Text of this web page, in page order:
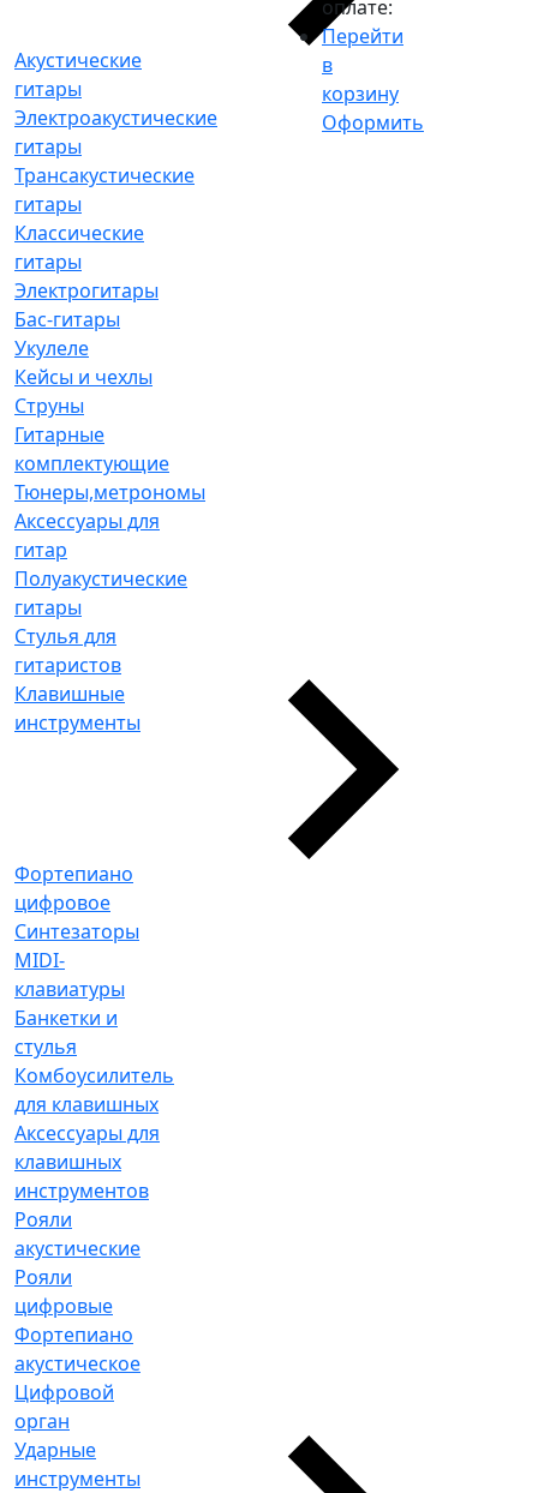
Акустические
гитары
Электроакустические
гитары
Трансакустические
гитары
Классические
гитары
Электрогитары
Бас-гитары
Укулеле
Кейсы и чехлы
Струны
Гитарные
комплектующие
Тюнеры,метрономы
Аксессуары для
гитар
Полуакустические
гитары
Стулья для
гитаристов
Клавишные
инструменты
Фортепиано
цифровое
Синтезаторы
MIDI-
клавиатуры
Банкетки и
стулья
Комбоусилитель
для клавишных
Аксессуары для
клавишных
инструментов
Рояли
акустические
Рояли
цифровые
Фортепиано
акустическое
Цифровой
орган
Ударные
инструменты
оплате:
Перейти
в
корзину
Оформить